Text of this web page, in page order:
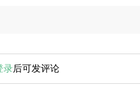
录后可发评论